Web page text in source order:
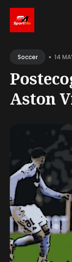
forSoccer • 14
Aston